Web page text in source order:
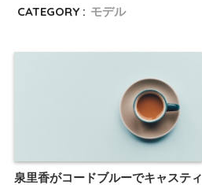
CATEGORY : モデル
泉里香がコードブルーでキャスティ